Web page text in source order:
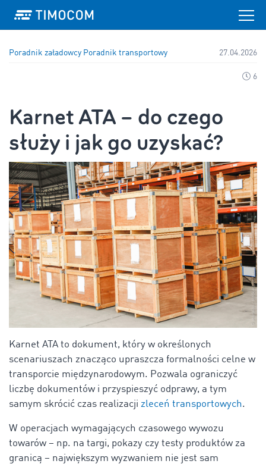
Poradnik załadowcy Poradnik transportowy 27.04.2026
6
Karnet ATA – do czego
służy i jak go uzyskać?
Karnet ATA to dokument, który w określonych
scenariuszach znacząco upraszcza formalności celne w
transporcie międzynarodowym. Pozwala ograniczyć
liczbę dokumentów i przyspieszyć odprawy, a tym
samym skrócić czas realizacji zleceń transportowych.
W operacjach wymagających czasowego wywozu
towarów – np. na targi, pokazy czy testy produktów za
granicą – największym wyzwaniem nie jest sam